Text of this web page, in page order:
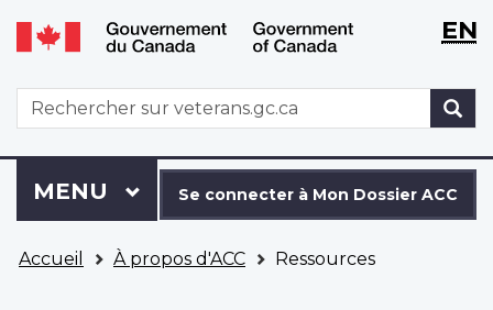
Aller
au
principal
Passer
à
version
HTML
simplifiée
WxT
WxTEN
WxT
Search
form
connecter
à
Dossier
Se connecter à Mon Dossier ACC
Menu
MENU PRINCIPAL
êtes
Accueil À propos d'ACC Ressources